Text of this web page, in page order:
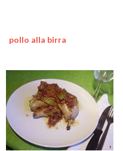
pollo alla birra